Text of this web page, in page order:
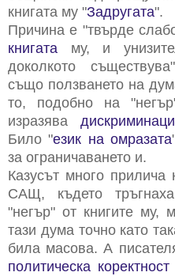
книгата му "Задругата".
Причина е "твърде
книгата му, и
доколкото
също ползването на
то, подобно на
изразява
Било "език на омразата
за ограничаването и.
Казусът много
САЩ, където
"негър" от книгите му,
тази дума точно като
била масова. А
политическа коректност